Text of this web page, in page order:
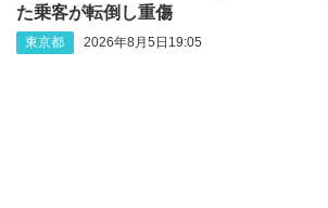
た乗客が転倒し重傷
東京都 2026年8月5日19:05